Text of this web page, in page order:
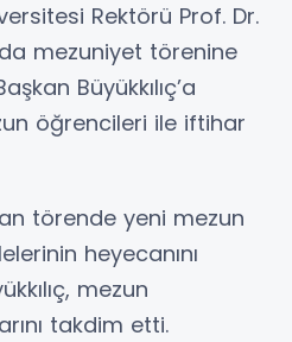
Rektörü Prof. Dr.
mezuniyet törenine
Büyükkılıç’a
öğrencileri ile iftihar
törende yeni mezun
heyecanını
mezun
takdim etti.